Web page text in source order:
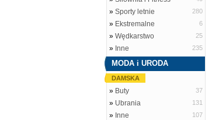
» Sporty letnie 280
» Ekstremalne 6
» Wędkarstwo 25
» Inne 235
MODA i URODA
DAMSKA
» Buty 37
» Ubrania 131
» Inne
107